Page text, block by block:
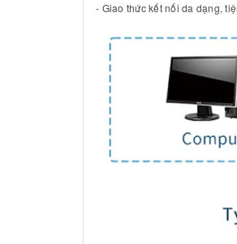
- Giao thức kết nối da dạng,